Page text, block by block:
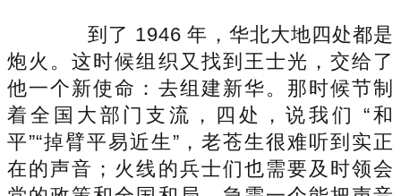
到了 1946 年，华北大地四处都是
炮火。这时候组织又找到王士光，交给了
他一个新使命：去组建新华。那时候节制
着全国大部门支流，四处，说我们 “和
平”“掉臂平易近生”，老苍生很难听到实正
在的声音；火线的兵士们也需要及时领会